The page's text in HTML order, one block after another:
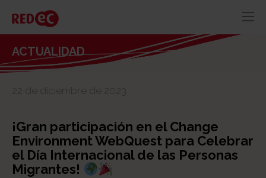
RECURSOS
CONTACTO
ACTUALIDAD
22 de diciembre de 2023
¡Gran participación en el Change
Environment WebQuest para Celebrar
el Día Internacional de las Personas
Migrantes!